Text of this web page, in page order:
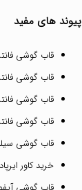
پیوند های مفید
قاب گوشی
قاب گوشی
قاب گوشی
قاب گوشی
قاب گوشی
خرید کاور ایرپاد